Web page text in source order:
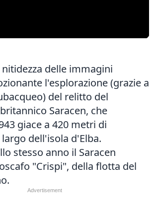
nitidezza delle immagini
l'esplorazione (grazie a
del relitto del
Saracen, che
giace a 420 metri di
dell'isola d'Elba.
stesso anno il Saracen
"Crispi", della flotta del